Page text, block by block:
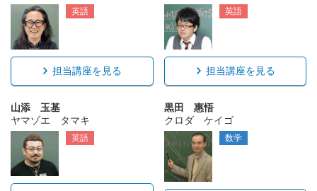
英語
担当講座を見る
英語
担当講座を見る
山添 玉基
ヤマゾエ タマキ
英語
黒田 惠悟
クロダ ケイゴ
数学